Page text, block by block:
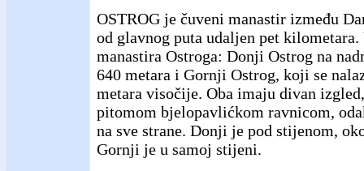
OSTROG je čuveni manastir između
od glavnog puta udaljen pet kilometara.
manastira Ostroga: Donji Ostrog na
640 metara i Gornji Ostrog, koji se
metara visočije. Oba imaju divan
pitomom bjelopavlićkom ravnicom,
na sve strane. Donji je pod stijenom,
Gornji je u samoj stijeni.